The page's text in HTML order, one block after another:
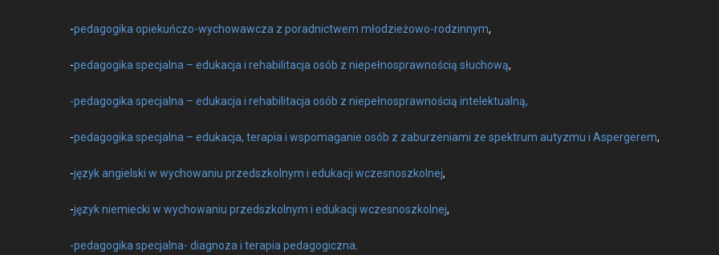
-ped­a­gogi­ka opiekuńc­­zo-wychowaw­cza z porad­nictwem młodzieżowo-rodz­in­nym,
-ped­a­gogi­ka spec­jal­na – edukac­ja i reha­bil­i­tac­ja osób z niepełnosprawnoś­cią słu­chową,
-ped­a­gogi­ka spec­jal­na – edukac­ja i reha­bil­i­tac­ja osób z niepełnosprawnoś­cią intelek­tu­al­ną,
-ped­a­gogi­ka spec­jal­na – edukac­ja, ter­apia i wspo­ma­ganie osób z zaburzeni­a­mi ze spek­trum autyz­mu i Asperg­erem,
-język ang­iel­s­ki w wychowa­niu przed­szkol­nym i edukacji wczes­noszkol­nej,
-język niemiec­ki w wychowa­niu przed­szkol­nym i edukacji wczes­noszkol­nej,
-ped­a­gogi­ka spec­­jal­­na- diag­noza i ter­apia ped­a­gog­icz­na